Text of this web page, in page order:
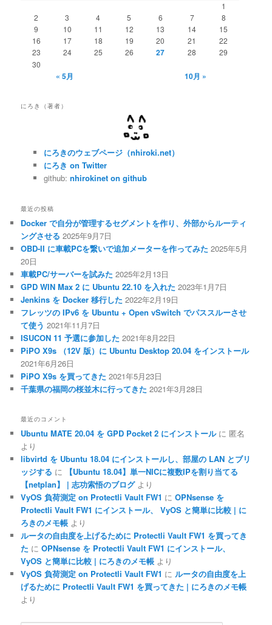
1
2
3 4 5 6 7
8
9
10 11 12 13 14
15
16
17 18 19 20 21
22
23
24 25 26 27 28
29
30
« 5月 10月 »
にろき（著者）
にろきのウェブページ（nhiroki.net）
にろき on Twitter
github: nhirokinet on github
最近の投稿
Docker で自分が管理するセグメントを作り、外部からルーティ
ングさせる 2025年9月7日
OBD-II に車載PCを繋いで追加メーターを作ってみた 2025年5月
20日
車載PC/サーバーを試みた 2025年2月13日
GPD WIN Max 2 に Ubuntu 22.10 を入れた 2023年1月7日
Jenkins を Docker 移行した 2022年2月19日
フレッツの IPv6 を Ubuntu + Open vSwitch でパススルーさせ
て使う 2021年11月7日
ISUCON 11 予選に参加した 2021年8月22日
PiPO X9s （12V 版）に Ubuntu Desktop 20.04 をインストール
2021年6月26日
PiPO X9s を買ってきた 2021年5月23日
千葉県の福岡の桜並木に行ってきた 2021年3月28日
最近のコメント
Ubuntu MATE 20.04 を GPD Pocket 2 にインストールに匿名
より
libvirtd を Ubuntu 18.04 にインストールし、部屋の LAN とブリ
ッジする に
【Ubuntu 18.04】単一NICに複数IPを割り当てる
【netplan】 | 志功索悟のブログより
VyOS 負荷測定 on Protectli Vault FW1 にOPNsense を
Protectli Vault FW1 にインストール、 VyOS と簡単に比較 | に
ろきのメモ帳 より
ルータの自由度を上げるために Protectli Vault FW1 を買ってき
た にOPNsense を Protectli Vault FW1 にインストール、
VyOS と簡単に比較 | にろきのメモ帳 より
VyOS 負荷測定 on Protectli Vault FW1 にルータの自由度を上
げるために Protectli Vault FW1 を買ってきた | にろきのメモ帳
より